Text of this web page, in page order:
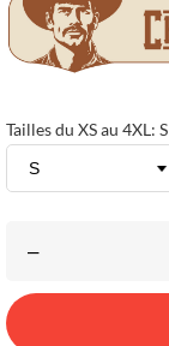
Tailles du XS au 4XL: S
–